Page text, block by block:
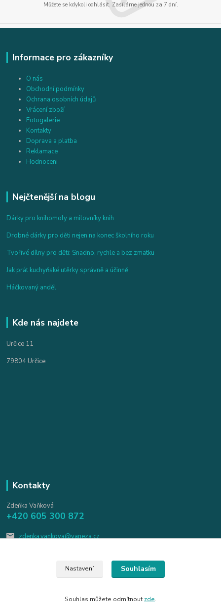
Můžete se kdykoli odhlásit. Zasíláme jednou za 7 dní.
Informace pro zákazníky
O nás
Obchodní podmínky
Ochrana osobních údajů
Vrácení zboží
Fotogalerie
Kontakty
Doprava a platba
Reklamace
Hodnoceni
Nejčtenější na blogu
Dárky pro knihomoly a milovníky knih
Drobné dárky pro děti nejen na konec školního roku
Tvořivé dílny pro děti: Snadno, rychle a bez zmatku
Jak prát kuchyňské utěrky správně a účinně
Háčkovaný anděl
Kde nás najdete
Určice 11
79804 Určice
Kontakty
Zdeňka Vaňková
+420 605 300 872
zdenka.vankova@vaneza.cz
Nastavení Souhlasím
Souhlas můžete odmítnout zde.